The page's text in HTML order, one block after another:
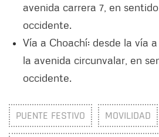
avenida carrera 7, en
occidente.
Vía a Choachí: desde la vía
la avenida circunvalar, en
occidente.
PUENTE FESTIVO MOVILIDAD